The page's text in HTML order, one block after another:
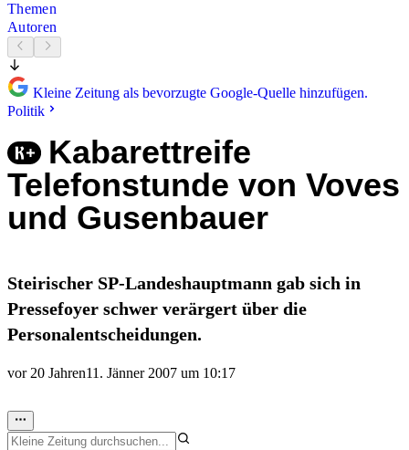
Themen
Autoren
Kleine Zeitung als bevorzugte Google-Quelle hinzufügen.
Politik
Kabarettreife
Telefonstunde von Voves
und Gusenbauer
Steirischer SP-Landeshauptmann gab sich in
Pressefoyer schwer verärgert über die
Personalentscheidungen.
vor 20 Jahren11. Jänner 2007 um 10:17